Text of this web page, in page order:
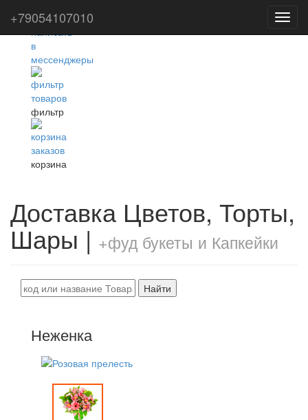
фильтр
корзина
Доставка Цветов, Торты,
Шары | +фуд букеты и Капкейки
Найти
Неженка
+79054107010